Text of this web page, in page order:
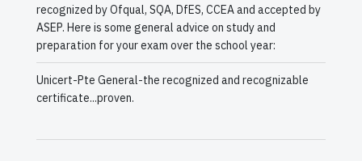
recognized by Ofqual, SQA, DfES, CCEA and accepted by
ASEP. Here is some general advice on study and
preparation for your exam over the school year:
Unicert-Pte General-the recognized and recognizable
certificate...proven.